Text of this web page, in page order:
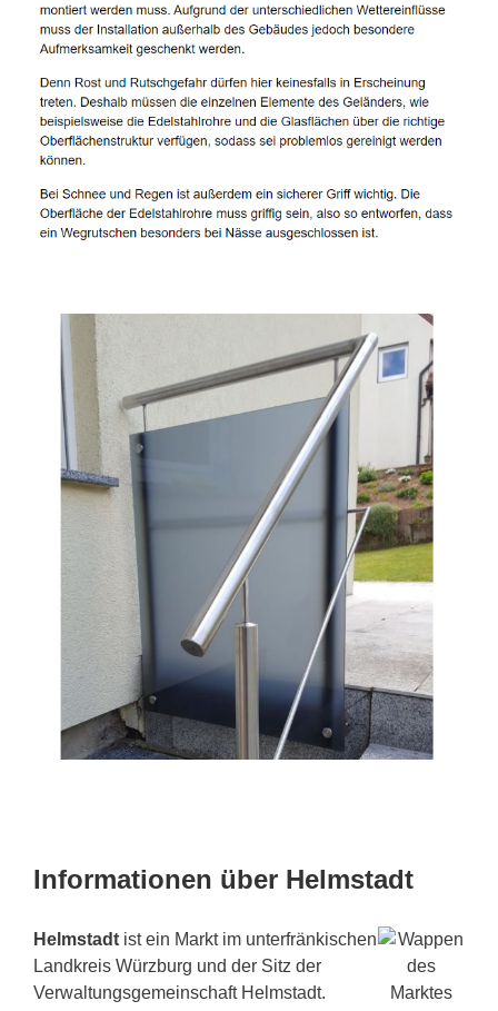
Informationen über Helmstadt
Helmstadt ist ein Markt im unterfränkischen
Landkreis Würzburg und der Sitz der
Verwaltungsgemeinschaft Helmstadt.